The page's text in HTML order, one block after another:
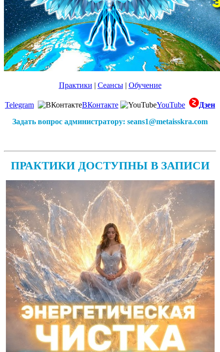
Практики | Сеансы| Обучение
Telegram ВКонтакте YouTube
Дзен
Задать вопрос администратору: seans1@metaisskra.com
ПРАКТИКИ ДОСТУПНЫ В ЗАПИСИ